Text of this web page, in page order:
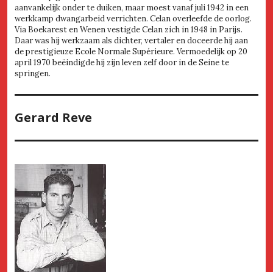
aanvankelijk onder te duiken, maar moest vanaf juli 1942 in een
werkkamp dwangarbeid verrichten. Celan overleefde de oorlog.
Via Boekarest en Wenen vestigde Celan zich in 1948 in Parijs.
Daar was hij werkzaam als dichter, vertaler en doceerde hij aan
de prestigieuze Ecole Normale Supérieure. Vermoedelijk op 20
april 1970 beëindigde hij zijn leven zelf door in de Seine te
springen.
Gerard Reve